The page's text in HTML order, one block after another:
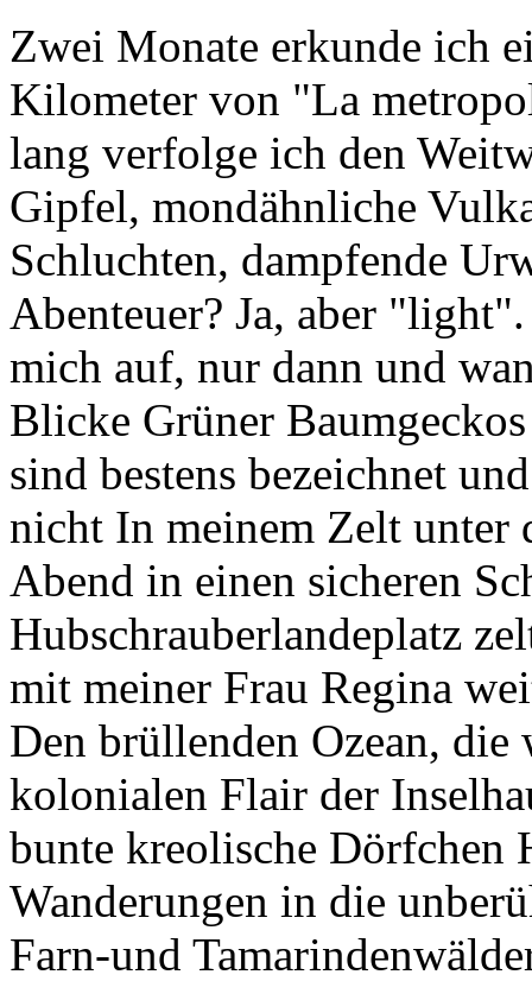
Zwei Monate erkunde ich
Kilometer von "La
lang verfolge ich den
Gipfel, mondähnliche
Schluchten, dampfende
Abenteuer? Ja, aber
mich auf, nur dann und
Blicke Grüner
sind bestens bezeichnet
nicht In meinem Zelt unter
Abend in einen sicheren
Hubschrauberlandeplatz
mit meiner Frau Regina
Den brüllenden Ozean, die
kolonialen Flair der
bunte kreolische Dörfchen
Wanderungen in die
Farn-und